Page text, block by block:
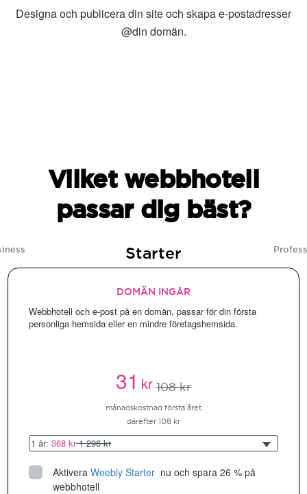
Designa och publicera din site och skapa e-postadresser
@din domän.
Vilket webbhotell
passar dig bäst?
Starter
DOMÄN INGÅR
Webbhotell och e-post på en domän, passar för din första
personliga hemsida eller en mindre företagshemsida.
31kr 108 kr
månadskostnad första året
därefter 108 kr
1 år: 368 kr1 296 kr
Aktivera Weebly Starter nu och spara 26 % på
webbhotell